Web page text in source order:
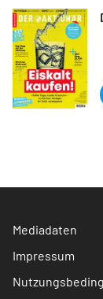
Mediadaten
Impressum